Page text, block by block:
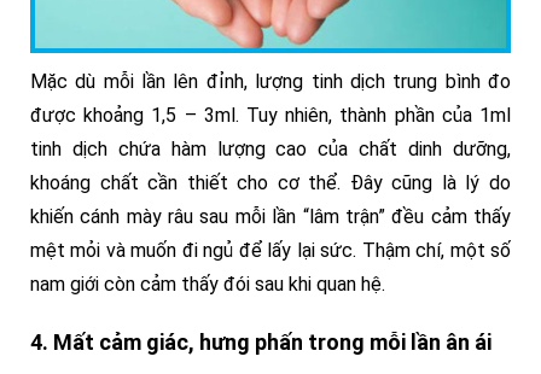
Mặc dù mỗi lần lên đỉnh, lượng tinh dịch trung bình đo
được khoảng 1,5 – 3ml. Tuy nhiên, thành phần của 1ml
tinh dịch chứa hàm lượng cao của chất dinh dưỡng,
khoáng chất cần thiết cho cơ thể. Đây cũng là lý do
khiến cánh mày râu sau mỗi lần “lâm trận” đều cảm thấy
mệt mỏi và muốn đi ngủ để lấy lại sức. Thậm chí, một số
nam giới còn cảm thấy đói sau khi quan hệ.
4. Mất cảm giác, hưng phấn trong mỗi lần ân ái